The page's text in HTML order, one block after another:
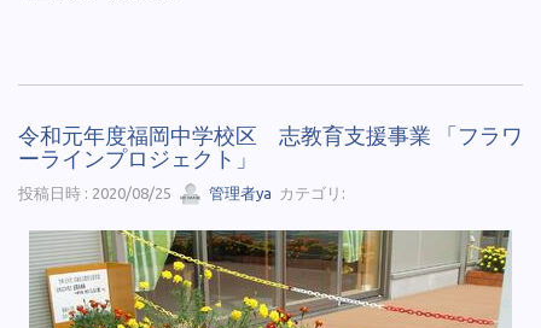
令和元年度福岡中学校区 志教育支援事業 「フラワ
ーラインプロジェクト」
投稿日時 : 2020/08/25 管理者ya カテゴリ: